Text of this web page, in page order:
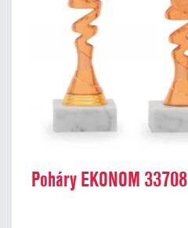
Poháry EKONOM 33708